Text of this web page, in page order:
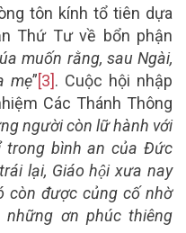
tôn kính tổ tiên dựa
Thứ Tư về bổn phận
muốn rằng, sau Ngài,
mẹ”[3]. Cuộc hội nhập
Các Thánh Thông
người còn lữ hành với
trong bình an của Đức
lại, Giáo hội xưa nay
còn được củng cố nhờ
những ơn phúc thiêng